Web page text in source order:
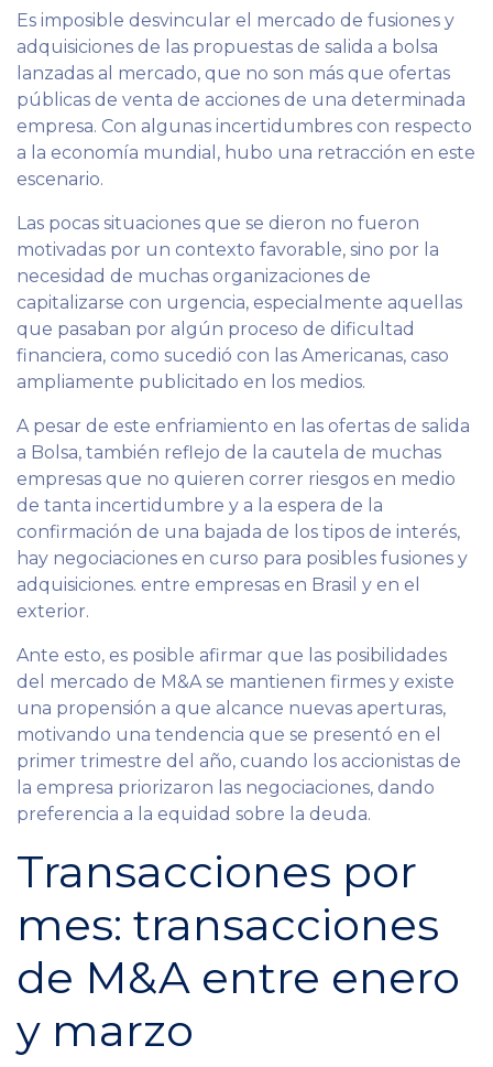
Es imposible desvincular el mercado de fusiones y
adquisiciones de las propuestas de salida a bolsa
lanzadas al mercado, que no son más que ofertas
públicas de venta de acciones de una determinada
empresa. Con algunas incertidumbres con respecto
a la economía mundial, hubo una retracción en este
escenario.
Las pocas situaciones que se dieron no fueron
motivadas por un contexto favorable, sino por la
necesidad de muchas organizaciones de
capitalizarse con urgencia, especialmente aquellas
que pasaban por algún proceso de dificultad
financiera, como sucedió con las Americanas, caso
ampliamente publicitado en los medios.
A pesar de este enfriamiento en las ofertas de salida
a Bolsa, también reflejo de la cautela de muchas
empresas que no quieren correr riesgos en medio
de tanta incertidumbre y a la espera de la
confirmación de una bajada de los tipos de interés,
hay negociaciones en curso para posibles fusiones y
adquisiciones. entre empresas en Brasil y en el
exterior.
Ante esto, es posible afirmar que las posibilidades
del mercado de M&A se mantienen firmes y existe
una propensión a que alcance nuevas aperturas,
motivando una tendencia que se presentó en el
primer trimestre del año, cuando los accionistas de
la empresa priorizaron las negociaciones, dando
preferencia a la equidad sobre la deuda.
Transacciones por
mes: transacciones
de M&A entre enero
y marzo